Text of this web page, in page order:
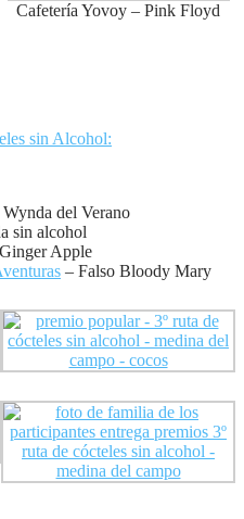
Cafetería Yovoy – Pink Floyd
sin Alcohol:
del Verano
sin alcohol
Apple
– Falso Bloody Mary